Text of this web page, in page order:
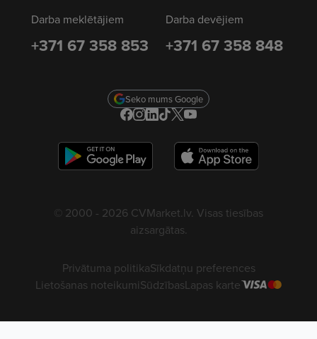
Darba meklētājiem
+371 67 358 853
Darba devējiem
+371 67 358 848
Seko mums Google
© 2000 - 2026 CVMarket.lv. Visas tiesības
aizsargātas.
Privātuma politikaSīkdatņu preferences
Lietošanas noteikumiSūdzībasLapas karte